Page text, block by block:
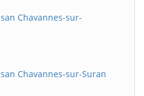
Chavannes-sur-
Chavannes-sur-Suran